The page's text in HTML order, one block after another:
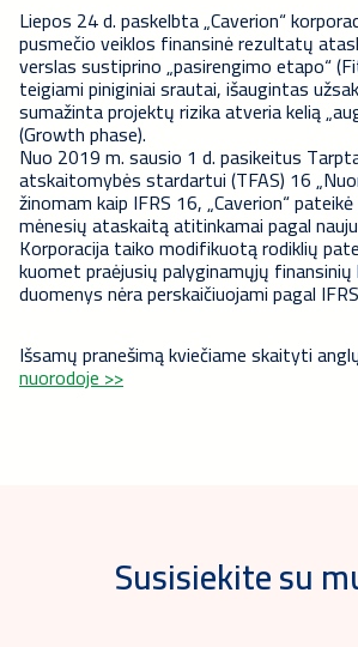
Liepos 24 d. paskelbta „Caverion“
pusmečio veiklos finansinė rezultatų
verslas sustiprino „pasirengimo etapo“
teigiami piniginiai srautai, išaugintas
sumažinta projektų rizika atveria kelią
(Growth phase).
Nuo 2019 m. sausio 1 d. pasikeitus
atskaitomybės stardartui (TFAS) 16
žinomam kaip IFRS 16, „Caverion“
mėnesių ataskaitą atitinkamai pagal
Korporacija taiko modifikuotą rodiklių
kuomet praėjusių palyginamųjų
duomenys nėra perskaičiuojami pagal
Išsamų pranešimą kviečiame skaityti
nuorodoje >>
Susisiekite su